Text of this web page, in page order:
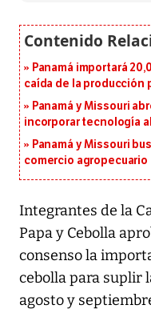
Panamá importará
caída de la producción
Panamá y Missouri
incorporar tecnología
Panamá y Missouri
comercio agropecuario
Integrantes de la
Papa y Cebolla
consensola
cebollapara suplir
agosto y